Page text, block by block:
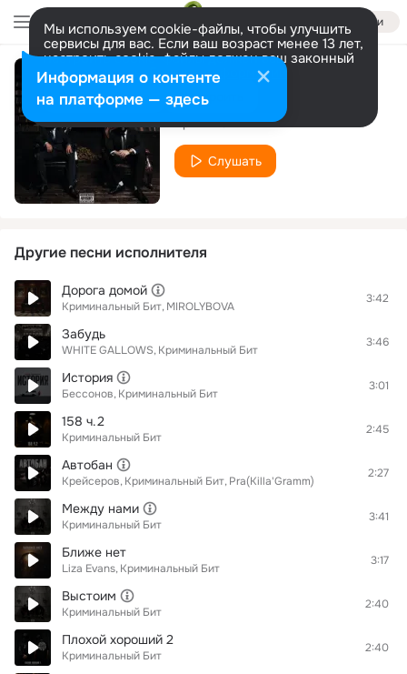
Войти
Мы используем cookie-файлы, чтобы улучшить
сервисы для вас. Если ваш возраст менее 13 лет,
настроить cookie-файлы должен ваш законный
представитель. Больше информации
Разрешить все Настроить
Наёмник
Криминальный Бит
Слушать
Другие песни исполнителя
Дорога домой
Криминальный Бит MIROLYBOVA
3:42
Забудь
WHITE GALLOWS Криминальный Бит
3:46
История
Бессонов Криминальный Бит
3:01
158 ч.2
Криминальный Бит
2:45
Автобан
Крейсеров Криминальный Бит Pra(Killa'Gramm)
2:27
Между нами
Криминальный Бит
3:41
Ближе нет
Liza Evans Криминальный Бит
3:17
Выстоим
Криминальный Бит
2:40
Плохой хороший 2
Криминальный Бит
2:40
Информация о контенте
на платформе — здесь